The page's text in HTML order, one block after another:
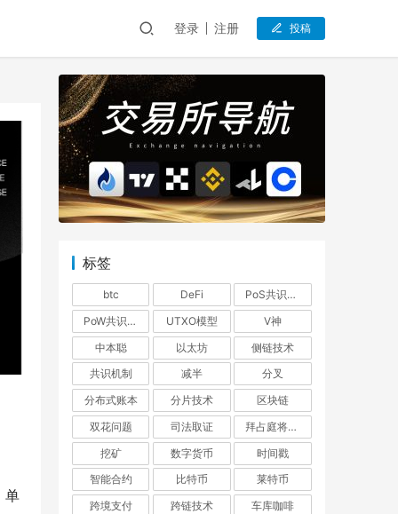
登录 注册 投稿
单
标签
btc DeFi
PoS共识机制
PoW共识机制
UTXO模型
V神
中本聪
以太坊
侧链技术
共识机制
减半
分叉
分布式账本
分片技术
区块链
双花问题
司法取证
拜占庭将军问题
挖矿
数字货币
时间戳
智能合约
比特币
莱特币
跨境支付
跨链技术
车库咖啡